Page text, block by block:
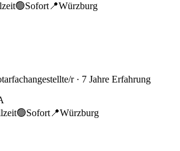
🟢Sofort 📍Würzburg
r· 7 Jahre Erfahrung
🟢Sofort 📍Würzburg